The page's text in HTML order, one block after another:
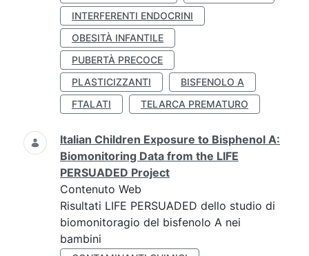
INTERFERENTI ENDOCRINI
OBESITÀ INFANTILE
PUBERTÀ PRECOCE
PLASTICIZZANTI
BISFENOLO A
FTALATI
TELARCA PREMATURO
Italian Children Exposure to Bisphenol A:
Biomonitoring Data from the LIFE
PERSUADED Project
Contenuto Web
Risultati LIFE PERSUADED dello studio di
biomonitoragio del bisfenolo A nei
bambini